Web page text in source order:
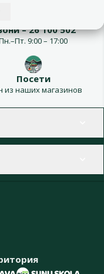
– 26 100 502
9:00 – 17:00
Посети
из наших магазинов